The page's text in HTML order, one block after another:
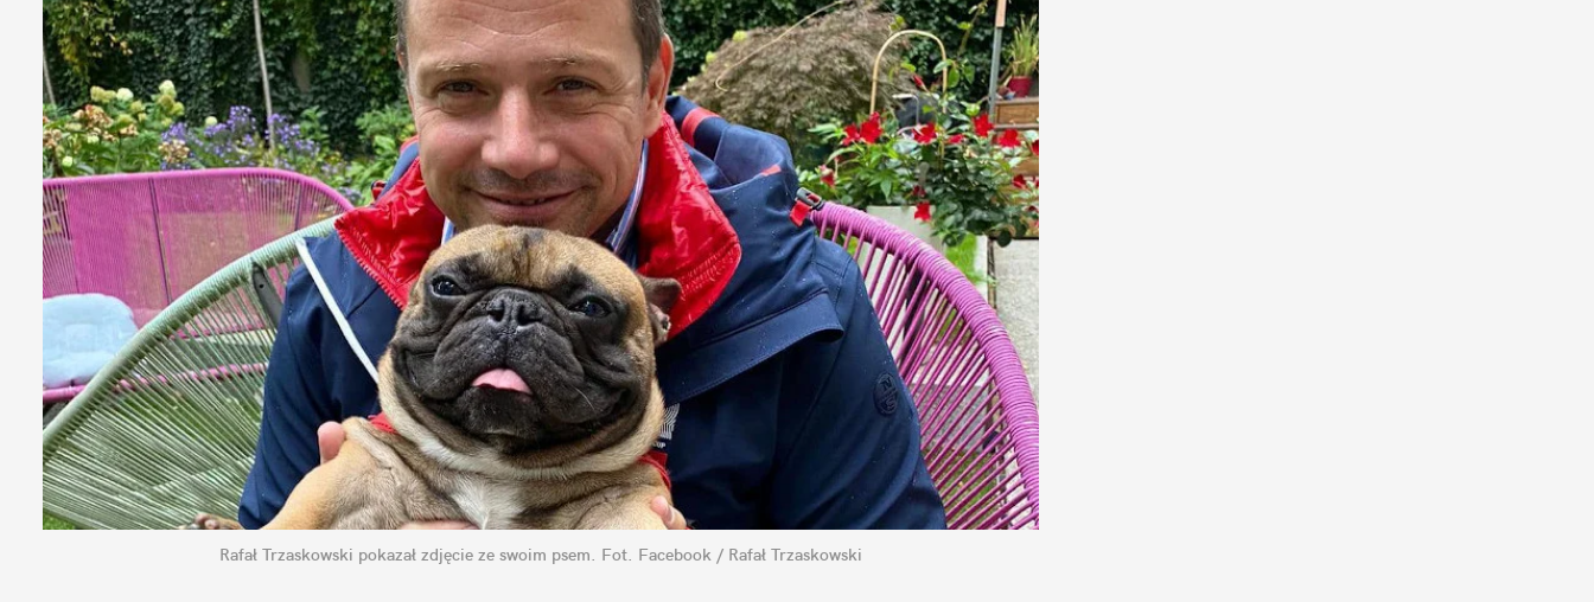
Rafał Trzaskowski pokazał zdjęcie ze swoim psem. Fot. Facebook / Rafał Trzaskowski